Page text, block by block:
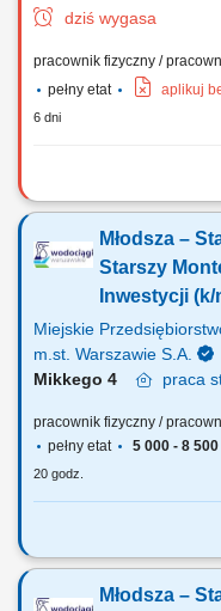
dziś wygasa
pracownik fizyczny /
pełny etat
aplikuj
6 dni
Montaż i demontaż
umywalek, kabin
montażowych zgodnie z
Młodsza –
Starszy
Inwestycji (k/
Miejskie
m.st. Warszawie S.A.
Mikkego 4
praca
pracownik fizyczny /
pełny etat
5 000 - 8 500
20 godz.
Jakie będą Twoje
betonowych,Młodsza –